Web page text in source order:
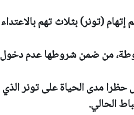
(تونر) بثلاث تهم
من ضمن شروطها عدم دخول
حظرا مدى الحياة على تونر